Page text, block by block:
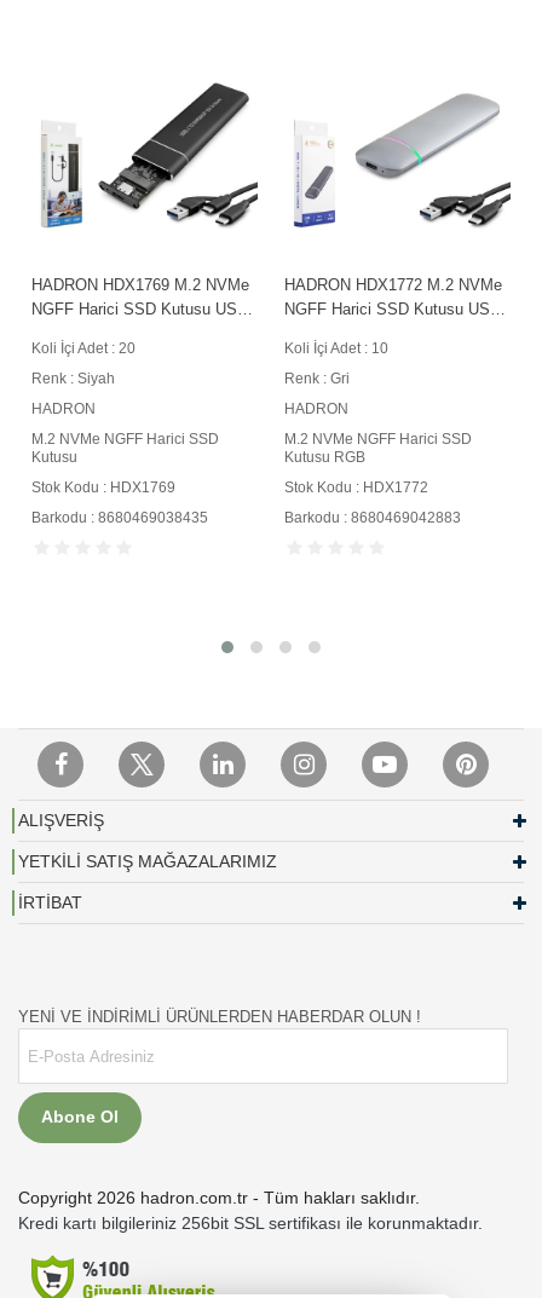
HADRON HDX1769 M.2 NVMe
NGFF Harici SSD Kutusu USB
Siyah
Koli İçi Adet : 20
Renk : Siyah
HADRON
M.2 NVMe NGFF Harici SSD
Kutusu
Stok Kodu : HDX1769
Barkodu : 8680469038435
HADRON HDX1772 M.2 NVMe
NGFF Harici SSD Kutusu USB
RGB Gri
Koli İçi Adet : 10
Renk : Gri
HADRON
M.2 NVMe NGFF Harici SSD
Kutusu RGB
Stok Kodu : HDX1772
Barkodu : 8680469042883
ALIŞVERİŞ
YETKİLİ SATIŞ MAĞAZALARIMIZ
İRTİBAT
YENİ VE İNDİRİMLİ ÜRÜNLERDEN HABERDAR OLUN !
Abone Ol
Copyright 2026 hadron.com.tr - Tüm hakları saklıdır.
Kredi kartı bilgileriniz 256bit SSL sertifikası ile korunmaktadır.